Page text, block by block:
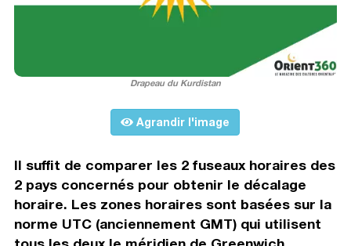
Drapeau du Kurdistan
Agrandir l'image
Il suffit de comparer les 2 fuseaux horaires des
2 pays concernés pour obtenir le décalage
horaire. Les zones horaires sont basées sur la
norme UTC (anciennement GMT) qui utilisent